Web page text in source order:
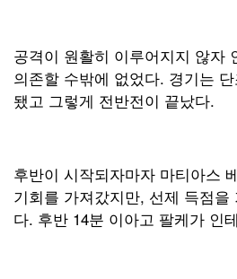
공격이 원활히 이루어지지 않자
의존할 수밖에 없었다. 경기는
됐고 그렇게 전반전이 끝났다.
후반이 시작되자마자 마티아스
기회를 가져갔지만, 선제 득점을
다. 후반 14분 이아고 팔케가 인